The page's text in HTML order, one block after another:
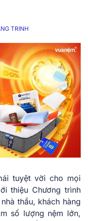
TRINH
tuyệt vời cho mọi
thiệu Chương trình
thầu, khách hàng
số lượng nệm lớn,